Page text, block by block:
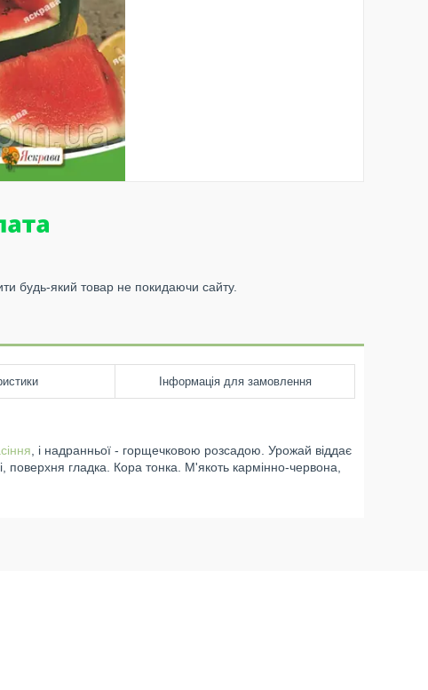
будь-який товар не покидаючи сайту.
Інформація для замовлення
і надранньої - горщечковою розсадою Урожай віддає
, поверхня гладка Кора тонка М'якоть кармінно-червона